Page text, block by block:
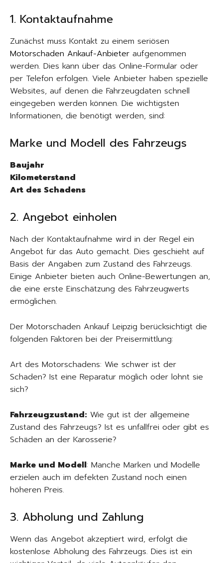
1. Kontaktaufnahme
Zunächst muss Kontakt zu einem seriösen
Motorschaden Ankauf-Anbieter aufgenommen
werden. Dies kann über das Online-Formular oder
per Telefon erfolgen. Viele Anbieter haben spezielle
Websites, auf denen die Fahrzeugdaten schnell
eingegeben werden können. Die wichtigsten
Informationen, die benötigt werden, sind:
Marke und Modell des Fahrzeugs
Baujahr
Kilometerstand
Art des Schadens
2. Angebot einholen
Nach der Kontaktaufnahme wird in der Regel ein
Angebot für das Auto gemacht. Dies geschieht auf
Basis der Angaben zum Zustand des Fahrzeugs.
Einige Anbieter bieten auch Online-Bewertungen an,
die eine erste Einschätzung des Fahrzeugwerts
ermöglichen.
Der Motorschaden Ankauf Leipzig berücksichtigt die
folgenden Faktoren bei der Preisermittlung:
Art des Motorschadens: Wie schwer ist der
Schaden? Ist eine Reparatur möglich oder lohnt sie
sich?
Fahrzeugzustand: Wie gut ist der allgemeine
Zustand des Fahrzeugs? Ist es unfallfrei oder gibt es
Schäden an der Karosserie?
Marke und Modell: Manche Marken und Modelle
erzielen auch im defekten Zustand noch einen
höheren Preis.
3. Abholung und Zahlung
Wenn das Angebot akzeptiert wird, erfolgt die
kostenlose Abholung des Fahrzeugs. Dies ist ein